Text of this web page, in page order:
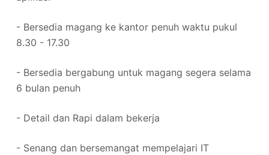
- Bersedia magang ke kantor penuh waktu pukul
8.30 - 17.30
- Bersedia bergabung untuk magang segera selama
6 bulan penuh
- Detail dan Rapi dalam bekerja
- Senang dan bersemangat mempelajari IT